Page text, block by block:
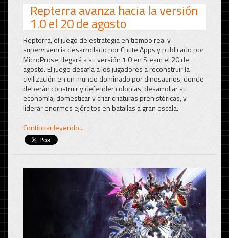
Repterra avanza hacia la versión
1.0 el 20 de agosto
Repterra, el juego de estrategia en tiempo real y
supervivencia desarrollado por Chute Apps y publicado por
MicroProse, llegará a su versión 1.0 en Steam el 20 de
agosto.El juego desafía a los jugadores a reconstruir la
civilización en un mundo dominado por dinosaurios, donde
deberán construir y defender colonias, desarrollar su
economía, domesticar y criar criaturas prehistóricas, y
liderar enormes ejércitos en batallas a gran escala.
Continuar leyendo...